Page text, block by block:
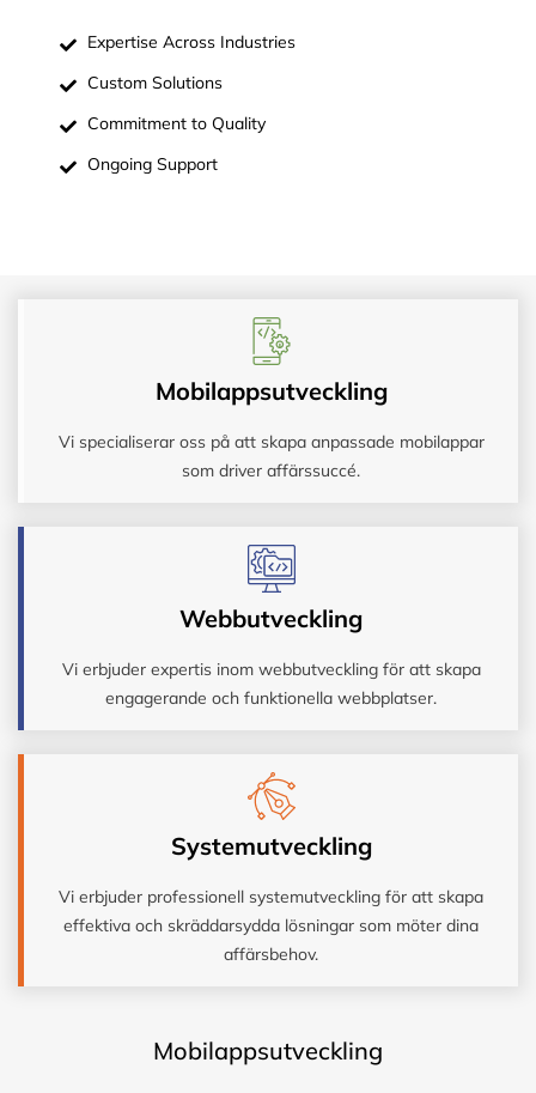
Expertise Across Industries
Custom Solutions
Commitment to Quality
Ongoing Support
Mobilappsutveckling
Vi specialiserar oss på att skapa anpassade mobilappar
som driver affärssuccé.
Webbutveckling
Vi erbjuder expertis inom webbutveckling för att skapa
engagerande och funktionella webbplatser.
Systemutveckling
Vi erbjuder professionell systemutveckling för att skapa
effektiva och skräddarsydda lösningar som möter dina
affärsbehov.
Mobilappsutveckling